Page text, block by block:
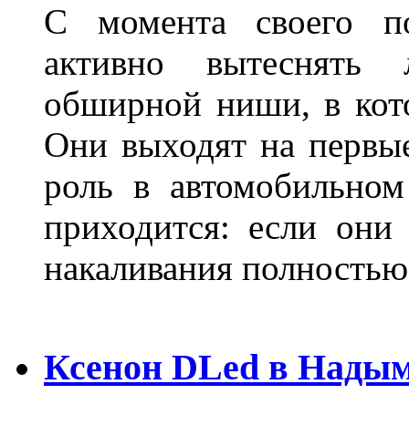
С момента своего
активно
обширной ниши, в
Они выходят на
роль в
приходится: если
накаливания
Ксенон DLed в